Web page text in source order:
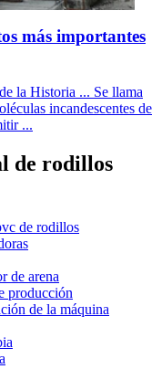
más importantes
la Historia ... Se llama
incandescentes de
...
de rodillos
de rodillos
de arena
producción
de la máquina